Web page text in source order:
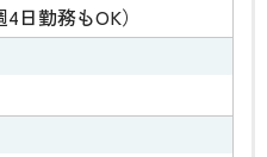
日勤務もOK）